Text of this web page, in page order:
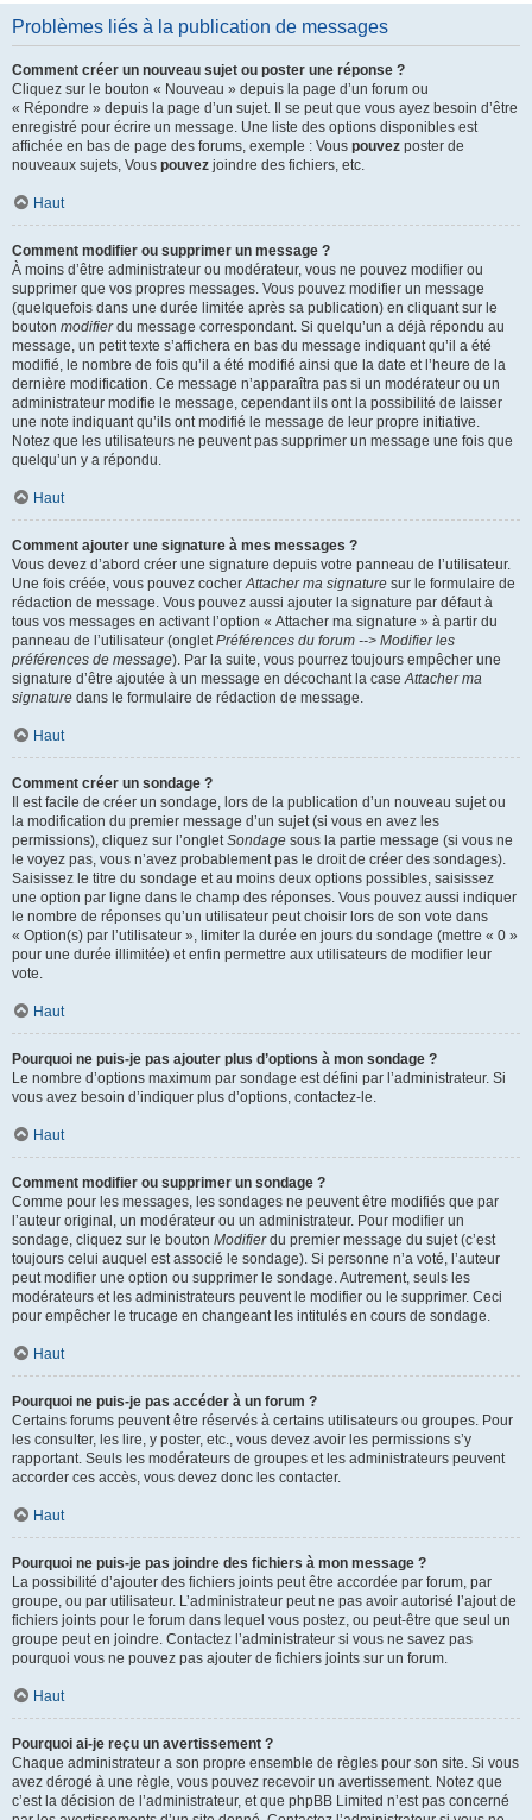
Problèmes liés à la publication de messages
Comment créer un nouveau sujet ou poster une réponse ?
Cliquez sur le bouton « Nouveau » depuis la page d’un forum ou
« Répondre » depuis la page d’un sujet. Il se peut que vous ayez besoin d’être
enregistré pour écrire un message. Une liste des options disponibles est
affichée en bas de page des forums, exemple : Vous pouvez poster de
nouveaux sujets, Vous pouvez joindre des fichiers, etc.
Haut
Comment modifier ou supprimer un message ?
À moins d’être administrateur ou modérateur, vous ne pouvez modifier ou
supprimer que vos propres messages. Vous pouvez modifier un message
(quelquefois dans une durée limitée après sa publication) en cliquant sur le
bouton modifierdu message correspondant. Si quelqu’un a déjà répondu au
message, un petit texte s’affichera en bas du message indiquant qu’il a été
modifié, le nombre de fois qu’il a été modifié ainsi que la date et l’heure de la
dernière modification. Ce message n’apparaîtra pas si un modérateur ou un
administrateur modifie le message, cependant ils ont la possibilité de laisser
une note indiquant qu’ils ont modifié le message de leur propre initiative.
Notez que les utilisateurs ne peuvent pas supprimer un message une fois que
quelqu’un y a répondu.
Haut
Comment ajouter une signature à mes messages ?
Vous devez d’abord créer une signature depuis votre panneau de l’utilisateur.
Une fois créée, vous pouvez cocherAttacher ma signature sur le formulaire de
rédaction de message. Vous pouvez aussi ajouter la signature par défaut à
tous vos messages en activant l’option « Attacher ma signature » à partir du
panneau de l’utilisateur (ongletPréférences du forum --> Modifier les
préférences de message). Par la suite, vous pourrez toujours empêcher une
signature d’être ajoutée à un message en décochant la caseAttacher ma
signature dans le formulaire de rédaction de message.
Haut
Comment créer un sondage ?
Il est facile de créer un sondage, lors de la publication d’un nouveau sujet ou
la modification du premier message d’un sujet (si vous en avez les
permissions), cliquez sur l’ongletSondage sous la partie message (si vous ne
le voyez pas, vous n’avez probablement pas le droit de créer des sondages).
Saisissez le titre du sondage et au moins deux options possibles, saisissez
une option par ligne dans le champ des réponses. Vous pouvez aussi indiquer
le nombre de réponses qu’un utilisateur peut choisir lors de son vote dans
« Option(s) par l’utilisateur », limiter la durée en jours du sondage (mettre « 0 »
pour une durée illimitée) et enfin permettre aux utilisateurs de modifier leur
vote.
Haut
Pourquoi ne puis-je pas ajouter plus d’options à mon sondage ?
Le nombre d’options maximum par sondage est défini par l’administrateur. Si
vous avez besoin d’indiquer plus d’options, contactez-le.
Haut
Comment modifier ou supprimer un sondage ?
Comme pour les messages, les sondages ne peuvent être modifiés que par
l’auteur original, un modérateur ou un administrateur. Pour modifier un
sondage, cliquez sur le bouton Modifierdu premier message du sujet (c’est
toujours celui auquel est associé le sondage). Si personne n’a voté, l’auteur
peut modifier une option ou supprimer le sondage. Autrement, seuls les
modérateurs et les administrateurs peuvent le modifier ou le supprimer. Ceci
pour empêcher le trucage en changeant les intitulés en cours de sondage.
Haut
Pourquoi ne puis-je pas accéder à un forum ?
Certains forums peuvent être réservés à certains utilisateurs ou groupes. Pour
les consulter, les lire, y poster, etc., vous devez avoir les permissions s’y
rapportant. Seuls les modérateurs de groupes et les administrateurs peuvent
accorder ces accès, vous devez donc les contacter.
Haut
Pourquoi ne puis-je pas joindre des fichiers à mon message ?
La possibilité d’ajouter des fichiers joints peut être accordée par forum, par
groupe, ou par utilisateur. L’administrateur peut ne pas avoir autorisé l’ajout de
fichiers joints pour le forum dans lequel vous postez, ou peut-être que seul un
groupe peut en joindre. Contactez l’administrateur si vous ne savez pas
pourquoi vous ne pouvez pas ajouter de fichiers joints sur un forum.
Haut
Pourquoi ai-je reçu un avertissement ?
Chaque administrateur a son propre ensemble de règles pour son site. Si vous
avez dérogé à une règle, vous pouvez recevoir un avertissement. Notez que
c’est la décision de l’administrateur, et que phpBB Limited n’est pas concerné